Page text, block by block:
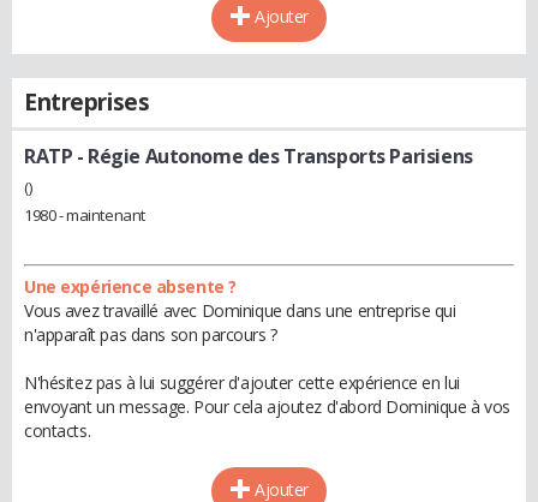
Ajouter
Entreprises
RATP - Régie Autonome des Transports Parisiens
()
1980 - maintenant
Une expérience absente ?
Vous avez travaillé avec Dominique dans une entreprise qui
n'apparaît pas dans son parcours ?
N'hésitez pas à lui suggérer d'ajouter cette expérience en lui
envoyant un message. Pour cela ajoutez d'abord Dominique à vos
contacts.
Ajouter